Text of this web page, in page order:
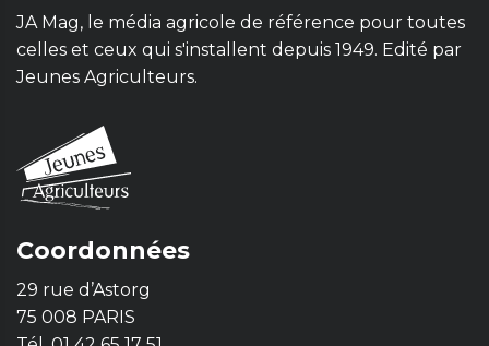
JA Mag, le média agricole de référence pour toutes
celles et ceux qui s'installent depuis 1949. Edité par
Jeunes Agriculteurs.
Coordonnées
29 rue d’Astorg
75 008 PARIS